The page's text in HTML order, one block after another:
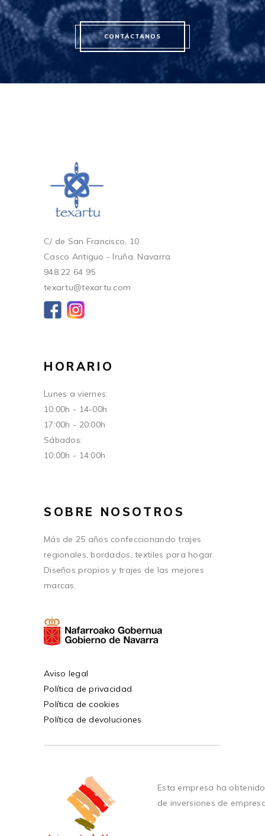
CONTÁCTANOS
C/ de San Francisco, 10
Casco Antiguo - Iruña. Navarra
948 22 64 95
texartu@texartu.com
HORARIO
Lunes a viernes:
10:00h - 14-00h
17:00h - 20:00h
Sábados:
10:00h - 14:00h
SOBRE NOSOTROS
Más de 25 años confeccionando trajes
regionales, bordados, textiles para hogar.
Diseños propios y trajes de las mejores
marcas.
Aviso legal
Política de privacidad
Política de cookies
Política de devoluciones
Esta empresa ha
de inversiones de